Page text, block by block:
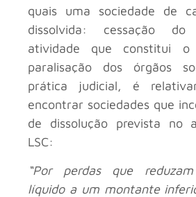
quais uma sociedade de
dissolvida: cessação
atividade que constitui o
paralisação dos órgãos
prática judicial, é
encontrar sociedades que
de dissolução prevista no
LSC:
“Por perdas que
líquido a um montante